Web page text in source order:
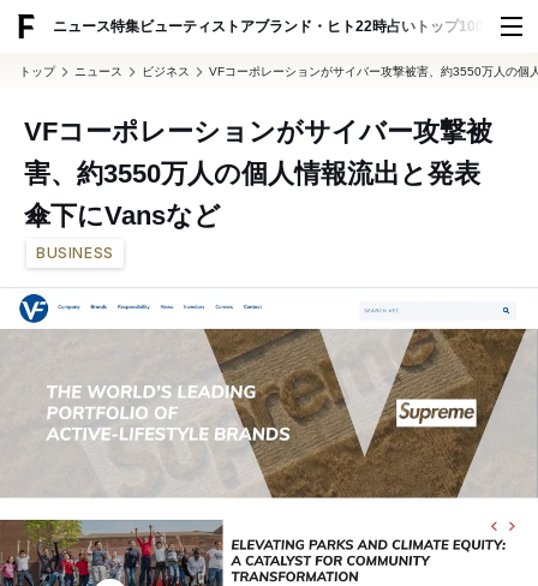
ニュース特集ビューティ ストアブランド・ヒト22時占い トップ100 スナッ
トップ ニュース ビジネス VFコーポレーションがサイバー攻撃被害、約3550万人の
VFコーポレーションがサイバー攻撃被
害、約3550万人の個人情報流出と発表
傘下にVansなど
BUSINESS